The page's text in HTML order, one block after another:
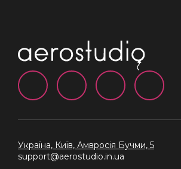
Україна, Київ, Амвросія Бучми, 5
support@aerostudio.in.ua